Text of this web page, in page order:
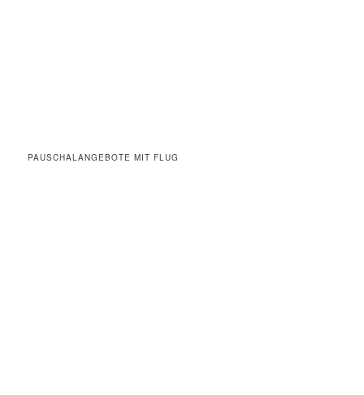
PAUSCHALANGEBOTE MIT FLUG